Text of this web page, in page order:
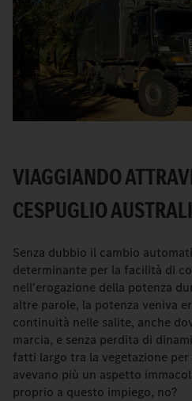
VIAGGIANDO
CESPUGLIO
Senza dubbio il cambio
determinante per la facilità di
nell'erogazione della potenza
altre parole, la potenza veniva
continuità nelle salite, anche
marcia, e senza perdita di
fatti largo tra la vegetazione
avevano più un aspetto
proprio a questo impiego, no?